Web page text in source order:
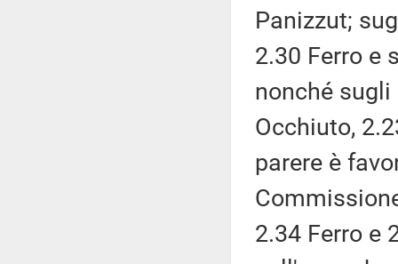
Panizzut;
2.30 Ferro e
nonché sugli
Occhiuto,
parere è
2.34 Ferro e